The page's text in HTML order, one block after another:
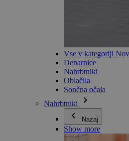
Vse v kategoriji
Denarnice
Nahrbtniki
Oblačila
Sončna očala
Nahrbtniki
Nazaj
Show more